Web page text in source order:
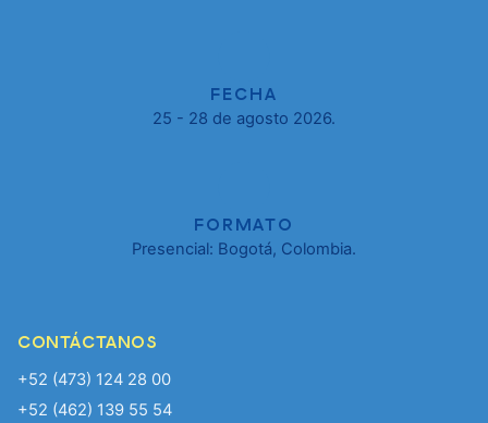
FECHA
25 - 28 de agosto 2026.
FORMATO
Presencial: Bogotá, Colombia.
CONTÁCTANOS
+52 (473) 124 28 00
+52 (462) 139 55 54